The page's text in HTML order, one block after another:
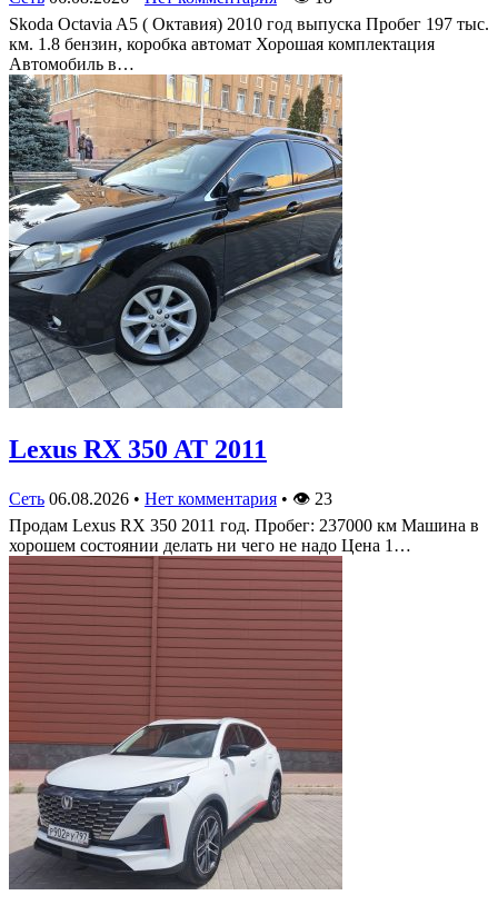
Skoda Octavia A5 ( Октавия) 2010 год выпуска Пробег 197 тыс.
км. 1.8 бензин, коробка автомат Хорошая комплектация
Автомобиль в…
Lexus RX 350 AT 2011
Сеть 06.08.2026 • Нет комментария • 👁 23
Продам Lexus RX 350 2011 год. Пробег: 237000 км Машина в
хорошем состоянии делать ни чего не надо Цена 1…